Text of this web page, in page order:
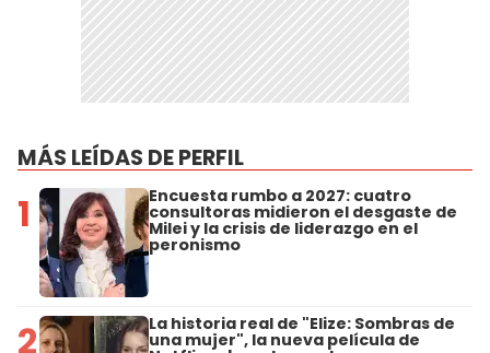
MÁS LEÍDAS DE PERFIL
1 Encuesta rumbo a 2027: cuatro
consultoras midieron el desgaste de
Milei y la crisis de liderazgo en el
peronismo
2 La historia real de "Elize: Sombras de
una mujer", la nueva película de